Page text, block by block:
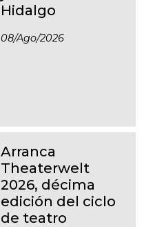
Hidalgo
08/ago/2026
Arranca
Theaterwelt
2026, décima
edición del ciclo
de teatro